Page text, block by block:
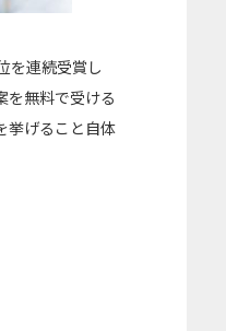
を連続受賞し
を無料で受ける
挙げること自体